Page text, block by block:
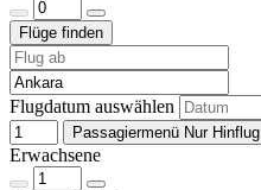
Flugdatum auswählen
Passagiermenü Nur Hinflug
Erwachsene